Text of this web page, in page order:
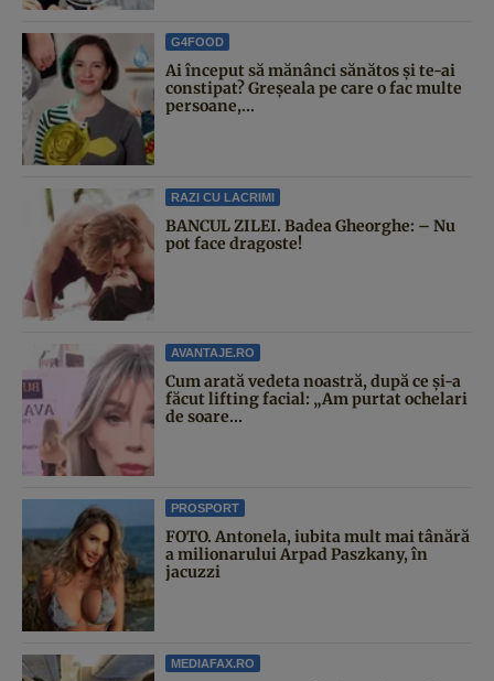
G4FOOD
Ai început să mănânci sănătos și te-ai
constipat? Greșeala pe care o fac multe
persoane,...
RAZI CU LACRIMI
BANCUL ZILEI. Badea Gheorghe: – Nu
pot face dragoste!
AVANTAJE.RO
Cum arată vedeta noastră, după ce și-a
făcut lifting facial: „Am purtat ochelari
de soare...
PROSPORT
FOTO. Antonela, iubita mult mai tânără
a milionarului Arpad Paszkany, în
jacuzzi
MEDIAFAX.RO